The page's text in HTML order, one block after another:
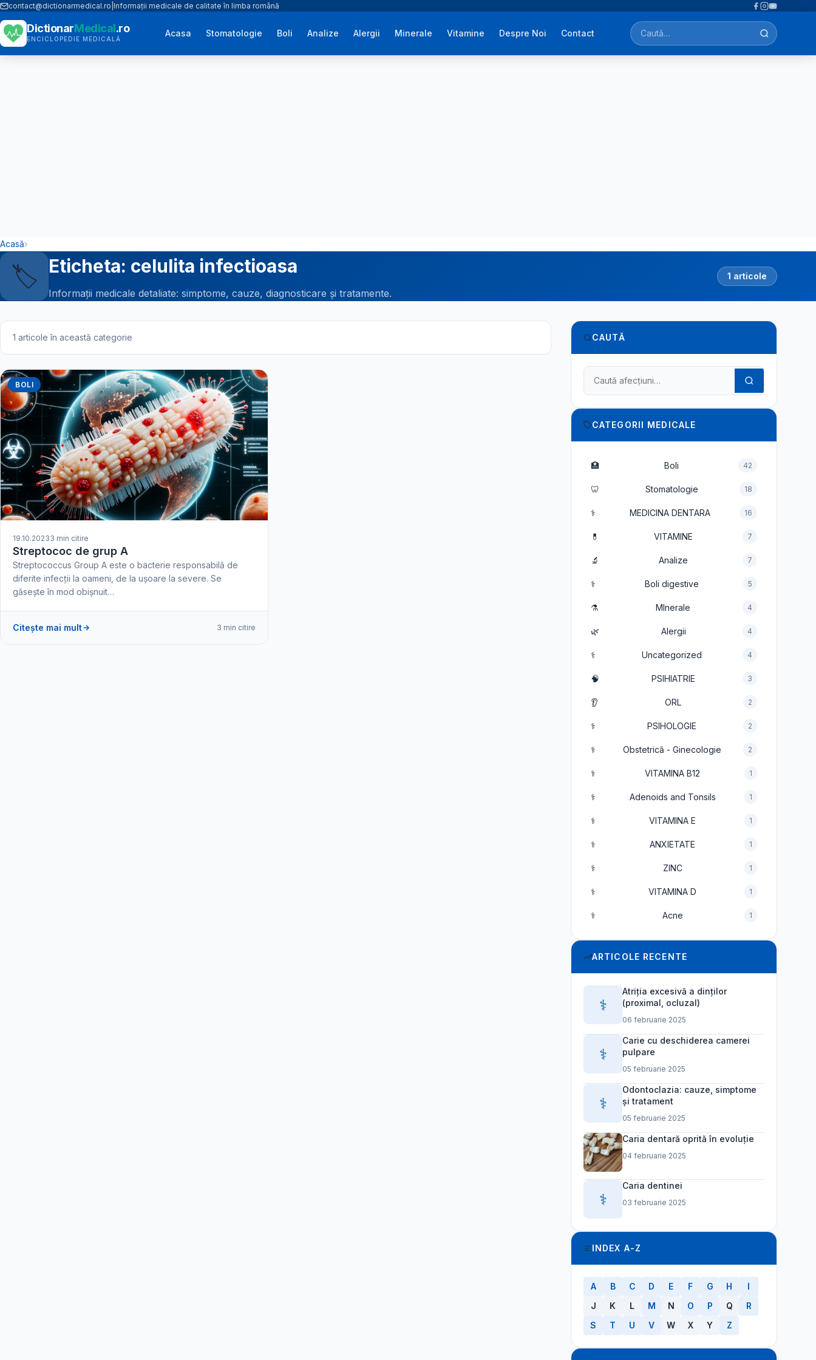
contact@dictionarmedical.ro Informații medicale de calitate în limba română
DictionarMedical.ro
ENCICLOPEDIE MEDICALĂ
Acasa Stomatologie Boli Analize Alergii Minerale Vitamine Despre Noi Contact
Caută afecțiuni, tratamente, simptome…
Acasă›
🏷️ Eticheta: celulita infectioasa
Informații medicale detaliate: simptome, cauze, diagnosticare și tratamente.
1 articole
1 articole în această categorie
BOLI
19.10.20233 min citire
Streptococ de grup A
Streptococcus Group A este o bacterie responsabilă de
diferite infecții la oameni, de la ușoare la severe. Se
găsește în mod obișnuit…
Citește mai mult 3 min citire
CAUTĂ
Caută în dicționarul medical
CATEGORII MEDICALE
🏥 Boli 42
🦷 Stomatologie 18
⚕️ MEDICINA DENTARA 16
💊 VITAMINE 7
🔬 Analize 7
⚕️ Boli digestive 5
⚗️ MInerale 4
🌿 Alergii 4
⚕️ Uncategorized 4
🧠 PSIHIATRIE 3
👂 ORL 2
⚕️ PSIHOLOGIE 2
⚕️ Obstetrică - Ginecologie 2
⚕️ VITAMINA B12 1
⚕️ Adenoids and Tonsils 1
⚕️ VITAMINA E 1
⚕️ ANXIETATE 1
⚕️ ZINC 1
⚕️ VITAMINA D 1
⚕️ Acne 1
ARTICOLE RECENTE
⚕️
Atriția excesivă a dinților
(proximal, ocluzal)
06 februarie 2025
⚕️
Carie cu deschiderea camerei
pulpare
05 februarie 2025
⚕️
Odontoclazia: cauze, simptome
și tratament
05 februarie 2025
Caria dentară oprită în evoluție
04 februarie 2025
⚕️
Caria dentinei
03 februarie 2025
INDEX A-Z
A B C D E F G H
I
J
K L M N O P Q
R
S
T U V W X Y Z